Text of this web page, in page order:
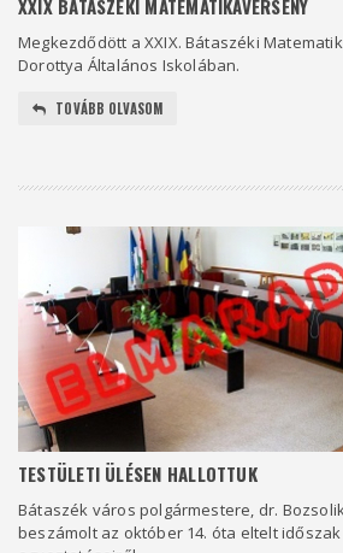
XXIX BÁTASZÉKI MATEMATIKAVERSENY
Megkezdődött a XXIX. Bátaszéki
Dorottya Általános Iskolában.
TOVÁBB OLVASOM
TESTÜLETI ÜLÉSEN HALLOTTUK
Bátaszék város polgármestere, dr.
beszámolt az október 14. óta eltelt